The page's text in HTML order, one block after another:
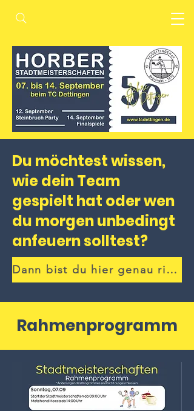
Du möchtest wissen,
wie dein Team
gespielt hat oder wen
du morgen unbedingt
anfeuern solltest?
Dann bist du hier genau richtig!
Rahmenprogramm